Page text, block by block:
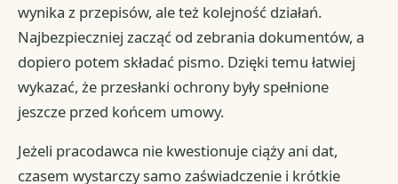
wynika z przepisów, ale też kolejność działań.
Najbezpieczniej zacząć od zebrania dokumentów, a
dopiero potem składać pismo. Dzięki temu łatwiej
wykazać, że przesłanki ochrony były spełnione
jeszcze przed końcem umowy.
Jeżeli pracodawca nie kwestionuje ciąży ani dat,
czasem wystarczy samo zaświadczenie i krótkie